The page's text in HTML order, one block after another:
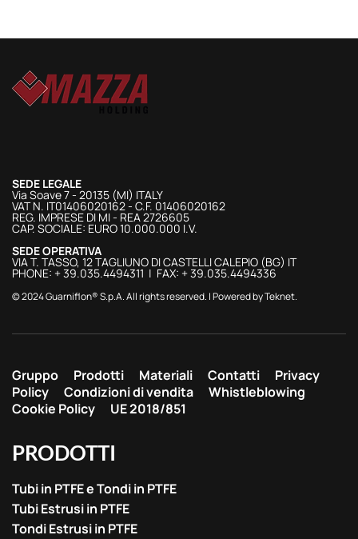
SEDE LEGALE
Via Soave 7 - 20135 (MI) ITALY
VAT N. IT01406020162 - C.F. 01406020162
REG. IMPRESE DI MI - REA 2726605
CAP. SOCIALE: EURO 10.000.000 I.V.
SEDE OPERATIVA
VIA T. TASSO, 12 TAGLIUNO DI CASTELLI CALEPIO (BG) IT
PHONE: + 39.035.4494311 | FAX: + 39.035.4494336
© 2024 Guarniflon® S.p.A. All rights reserved. | Powered byTeknet.
Gruppo Prodotti Materiali Contatti
Privacy
Policy
Condizioni di vendita
Whistleblowing
Cookie Policy
UE 2018/851
PRODOTTI
Tubi in PTFE e Tondi in PTFE
Tubi Estrusi in PTFE
Tondi Estrusi in PTFE